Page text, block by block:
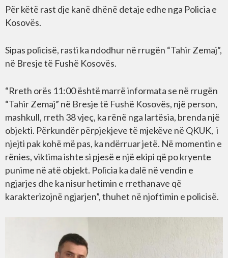
Për këtë rast dje kanë dhënë detaje edhe nga Policia e
Kosovës.
Sipas policisë, rasti ka ndodhur në rrugën “Tahir Zemaj”,
në Bresje të Fushë Kosovës.
“Rreth orës 11:00 është marrë informata se në rrugën
“Tahir Zemaj” në Bresje të Fushë Kosovës, një person,
mashkull, rreth 38 vjeç, ka rënë nga lartësia, brenda një
objekti. Përkundër përpjekjeve të mjekëve në QKUK, i
njejti pak kohë më pas, ka ndërruar jetë. Në momentin e
rënies, viktima ishte si pjesë e një ekipi që po kryente
punime në atë objekt. Policia ka dalë në vendin e
ngjarjes dhe ka nisur hetimin e rrethanave që
karakterizojnë ngjarjen”, thuhet në njoftimin e policisë.